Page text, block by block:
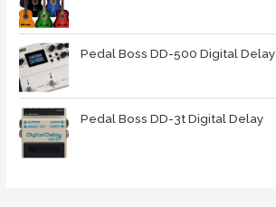
Pedal Boss DD-500 Digital Delay
Pedal Boss DD-3t Digital Delay